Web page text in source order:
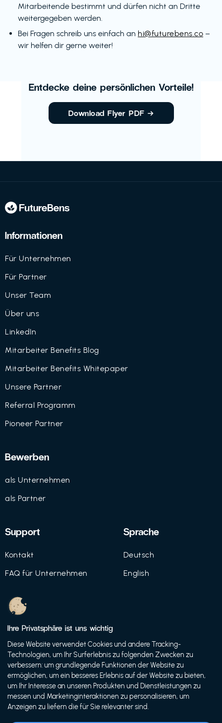
Mitarbeitende bestimmt und dürfen nicht an Dritte
weitergegeben werden.
Bei Fragen schreib uns einfach an hi@futurebens.co –
wir helfen dir gerne weiter!
Entdecke deine persönlichen Vorteile!
Download Flyer PDF →
Informationen
Für Unternehmen
Für Partner
Unser Team
Über uns
LinkedIn
Mitarbeiter Benefits Blog
Mitarbeiter Benefits Whitepaper
Unsere Partner
Referral Programm
Pioneer Partner
Bewerben
als Unternehmen
als Partner
Support
Kontakt
FAQ für Unternehmen
Datenschutz
Nutzungsbedingungen
Sprache
Deutsch
English
© 2021 FutureBens GmbH
Ihre Privatsphäre ist uns wichtig
Diese Website verwendet Cookies und andere Tracking-
Technologien, um Ihr Surferlebnis zu folgenden Zwecken zu
verbessern: um grundlegende Funktionen der Website zu
ermöglichen, um ein besseres Erlebnis auf der Website zu bieten,
um Ihr Interesse an unseren Produkten und Dienstleistungen zu
messen und Marketinginteraktionen zu personalisieren, um
Anzeigen zu liefern die für Sie relevanter sind.